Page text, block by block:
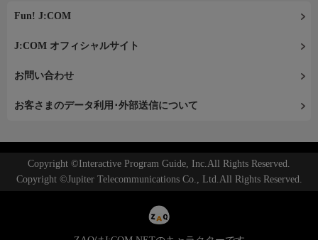
Fun! J:COM
J:COM オフィシャルサイト
お問い合わせ
お客さまのデータ利用･外部送信について
Copyright ©Interactive Program Guide, Inc.All Rights Reserved.
Copyright ©Jupiter Telecommunications Co., Ltd.All Rights Reserved.